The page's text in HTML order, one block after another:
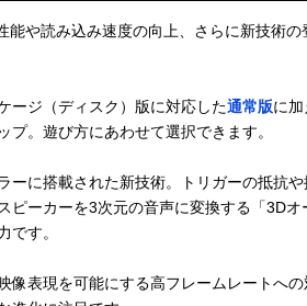
能や読み込み速度の向上、さらに新技術
ージ（ディスク）版に対応した通常版に
プ。遊び方にあわせて選択できます。
ーに搭載された新技術。トリガーの抵抗
ピーカーを3次元の音声に変換する「3D
です。
像表現を可能にする高フレームレートへ